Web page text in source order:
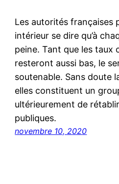
Les autorités françaises
intérieur se dire qu’à
peine. Tant que les taux
resteront aussi bas, le
soutenable. Sans doute
elles constituent un
ultérieurement de
publiques.
novembre 10, 2020